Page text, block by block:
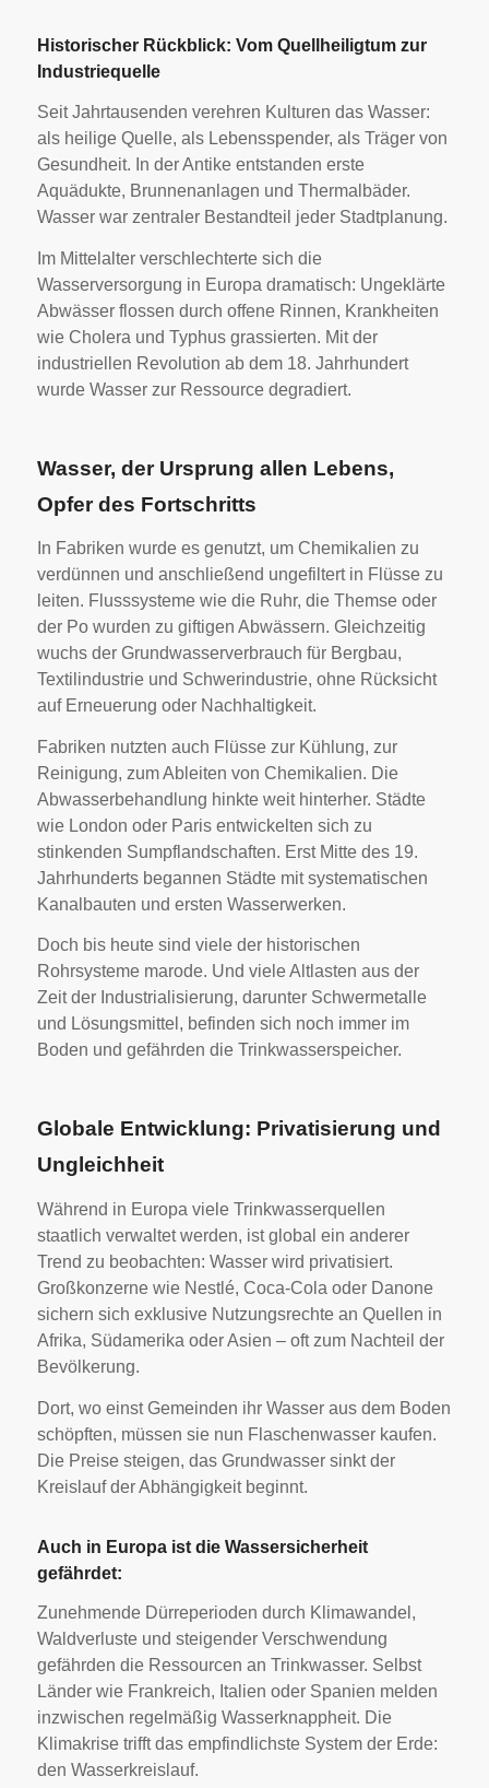
Historischer Rückblick: Vom Quellheiligtum zur
Industriequelle
Seit Jahrtausenden verehren Kulturen das Wasser:
als heilige Quelle, als Lebensspender, als Träger von
Gesundheit. In der Antike entstanden erste
Aquädukte, Brunnenanlagen und Thermalbäder.
Wasser war zentraler Bestandteil jeder Stadtplanung.
Im Mittelalter verschlechterte sich die
Wasserversorgung in Europa dramatisch: Ungeklärte
Abwässer flossen durch offene Rinnen, Krankheiten
wie Cholera und Typhus grassierten. Mit der
industriellen Revolution ab dem 18. Jahrhundert
wurde Wasser zur Ressource degradiert.
Wasser, der Ursprung allen Lebens,
Opfer des Fortschritts
In Fabriken wurde es genutzt, um Chemikalien zu
verdünnen und anschließend ungefiltert in Flüsse zu
leiten. Flusssysteme wie die Ruhr, die Themse oder
der Po wurden zu giftigen Abwässern. Gleichzeitig
wuchs der Grundwasserverbrauch für Bergbau,
Textilindustrie und Schwerindustrie, ohne Rücksicht
auf Erneuerung oder Nachhaltigkeit.
Fabriken nutzten auch Flüsse zur Kühlung, zur
Reinigung, zum Ableiten von Chemikalien. Die
Abwasserbehandlung hinkte weit hinterher. Städte
wie London oder Paris entwickelten sich zu
stinkenden Sumpflandschaften. Erst Mitte des 19.
Jahrhunderts begannen Städte mit systematischen
Kanalbauten und ersten Wasserwerken.
Doch bis heute sind viele der historischen
Rohrsysteme marode. Und viele Altlasten aus der
Zeit der Industrialisierung, darunter Schwermetalle
und Lösungsmittel, befinden sich noch immer im
Boden und gefährden die Trinkwasserspeicher.
Globale Entwicklung: Privatisierung und
Ungleichheit
Während in Europa viele Trinkwasserquellen
staatlich verwaltet werden, ist global ein anderer
Trend zu beobachten: Wasser wird privatisiert.
Großkonzerne wie Nestlé, Coca-Cola oder Danone
sichern sich exklusive Nutzungsrechte an Quellen in
Afrika, Südamerika oder Asien – oft zum Nachteil der
Bevölkerung.
Dort, wo einst Gemeinden ihr Wasser aus dem Boden
schöpften, müssen sie nun Flaschenwasser kaufen.
Die Preise steigen, das Grundwasser sinkt der
Kreislauf der Abhängigkeit beginnt.
Auch in Europa ist die Wassersicherheit
gefährdet:
Zunehmende Dürreperioden durch Klimawandel,
Waldverluste und steigender Verschwendung
gefährden die Ressourcen an Trinkwasser. Selbst
Länder wie Frankreich, Italien oder Spanien melden
inzwischen regelmäßig Wasserknappheit. Die
Klimakrise trifft das empfindlichste System der Erde:
den Wasserkreislauf.